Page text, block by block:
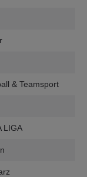
& Teamsport
LIGA